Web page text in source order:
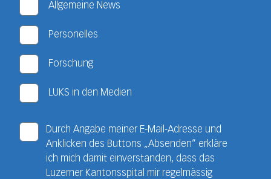
Allgemeine News
Personelles
Forschung
LUKS in den Medien
Durch Angabe meiner E-Mail-Adresse und
Anklicken des Buttons „Absenden“ erkläre
ich mich damit einverstanden, dass das
Luzerner Kantonsspital mir regelmässig